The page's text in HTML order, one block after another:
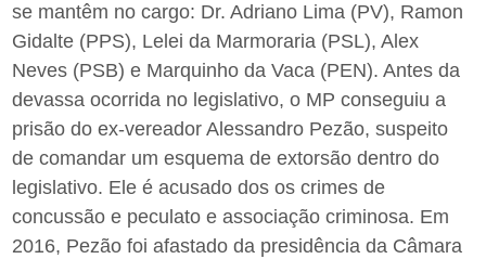
se mantêm no cargo: Dr. Adriano Lima (PV), Ramon
Gidalte (PPS), Lelei da Marmoraria (PSL), Alex
Neves (PSB) e Marquinho da Vaca (PEN). Antes da
devassa ocorrida no legislativo, o MP conseguiu a
prisão do ex-vereador Alessandro Pezão, suspeito
de comandar um esquema de extorsão dentro do
legislativo. Ele é acusado dos os crimes de
concussão e peculato e associação criminosa. Em
2016, Pezão foi afastado da presidência da Câmara